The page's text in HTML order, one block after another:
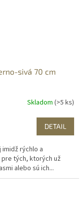
sivá 70 cm
Skladom (>5 ks)
DETAIL
rýchlo a
tých, ktorých už
alebo sú ich...